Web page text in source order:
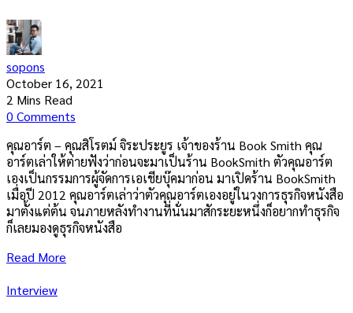
sopons
October 16, 2021
2 Mins Read
0 Comments
คุณอาร์ต – คุณสิโรตม์ จิระประยูร เจ้าของร้าน Book Smith คุณ
อาร์ตเล่าให้ต่ายฟังว่าก่อนจะมาเป็นร้าน BookSmith ตัวคุณอาร์ต
เองเป็นกรรมการผู้จัดการเอเชียบุ๊คมาก่อน มาเปิดร้าน BookSmith
เมื่อปี 2012 คุณอาร์ตเล่าว่าตัวคุณอาร์ตเองอยู่ในวงการธุรกิจหนังสือ
มาตั้งแต่ต้น จนภายหลังทำงานที่นั่นมาสักระยะหนึ่งก็อยากทำธุรกิจ
ก็เลยมองดูธุรกิจหนังสือ
Read More
Interview